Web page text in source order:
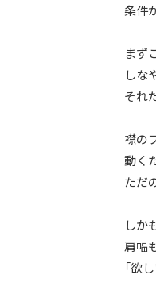
条件
まず
しな
それ
襟の
動く
ただ
しか
肩幅
「欲